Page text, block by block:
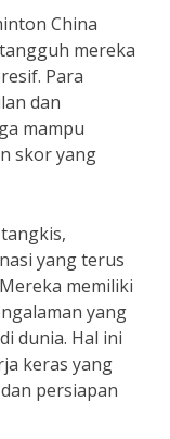
China
mereka
Para
dan
mampu
skor yang
yang terus
memiliki
yang
dunia. Hal ini
keras yang
persiapan